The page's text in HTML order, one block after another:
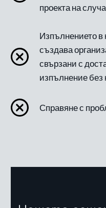
проекта на
Изпълнението в
създава
свързани с
изпълнение без
Справяне с